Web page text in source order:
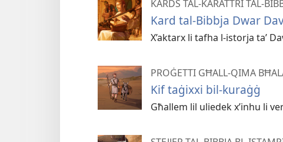
KARDS TAL-KARATTRI TAL-
Kard tal-Bibbja Dwar
X’aktarx li tafha l-istorja taʼ
PROĠETTI GĦALL-QIMA
Kif taġixxi bil-kuraġġ
Għallem lil uliedek x’inhu li